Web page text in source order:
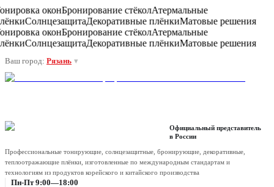
оконБронирование стёколАтермальные
СолнцезащитаДекоративные плёнкиМатовые решения
оконБронирование стёколАтермальные
СолнцезащитаДекоративные плёнкиМатовые решения
Ваш город: Рязань ▾
Официальный представитель
в России
Профессиональные тонирующие, солнцезащитные, бронирующие, декоративные,
теплоотражающие плёнки, изготовленные по международным стандартам и
технологиям из продуктов корейского и китайского производства
Пн-Пт 9:00—18:00